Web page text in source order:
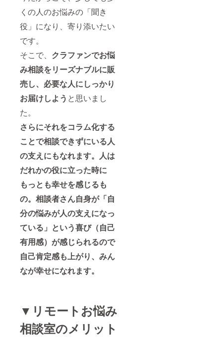
くの人のお悩みの「聞き
役」になり、寄り添いたい
です。
そこで、 クラファンでお悩
み相談をリーズナブルに販
売し、必要な人にしっかり
お届けしよう と思いまし
た。
さらにそれをコラム化する
ことで相談できずにいる人
の支えにもなれます。人は
だれかの役に立った時に
もっとも幸せを感じるも
の。 相談者さん自身が「自
分の悩みが人の支えになっ
ている」という喜び（自己
有用感）が感じられるので
自己肯定感も上がり、みん
なが幸せになれます。
▼リモートお悩み
相談室のメリット